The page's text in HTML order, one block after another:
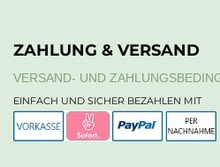
ZAHLUNG & VERSAND
VERSAND- UND
EINFACH UND SICHER BEZAHLEN MIT